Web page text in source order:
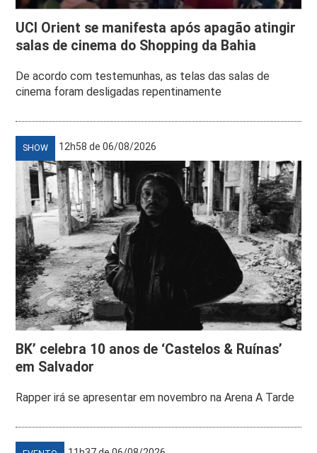
UCI Orient se manifesta após apagão atingir
salas de cinema do Shopping da Bahia
De acordo com testemunhas, as telas das salas de
cinema foram desligadas repentinamente
SHOW 12h58 de 06/08/2026
BK’ celebra 10 anos de ‘Castelos & Ruínas’
em Salvador
Rapper irá se apresentar em novembro na Arena A Tarde